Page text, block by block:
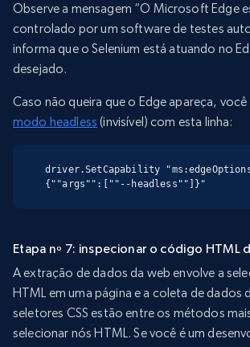
Observe a mensagem “O Microsoft Edge
controlado por um software de testes
informa que o Selenium está atuando no
desejado.
Caso não queira que o Edge apareça,
modo headless (invisível) com esta linha:
driver.SetCapability
{""args"":[""--headless""]}"
Etapa nº 7: inspecionar o código HTML
A extração de dados da web envolve a
HTML em uma página e a coleta de dados
seletores CSS estão entre os métodos
selecionar nós HTML. Se você é um